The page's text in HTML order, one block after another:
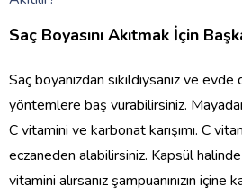
Saç Boyasını Akıtmak İçin
Saç boyanızdan sıkıldıysanız ve
yöntemlere baş vurabilirsiniz.
C vitamini ve karbonat karışımı. C
eczaneden alabilirsiniz. Kapsül
vitamini alırsanız şampuanınızın içine